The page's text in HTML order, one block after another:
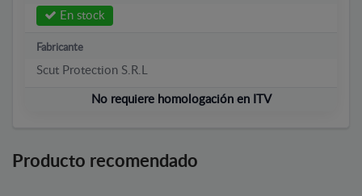
En stock
Fabricante
Scut Protection S.R.L
No requiere homologación en ITV
Producto recomendado